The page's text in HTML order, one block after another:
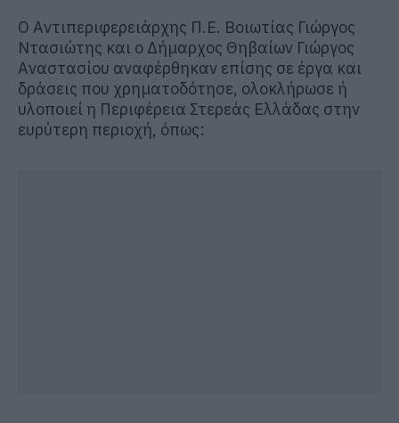
Ο Αντιπεριφερειάρχης Π.Ε. Βοιωτίας Γιώργος
Ντασιώτης και ο Δήμαρχος Θηβαίων Γιώργος
Αναστασίου αναφέρθηκαν επίσης σε έργα και
δράσεις που χρηματοδότησε, ολοκλήρωσε ή
υλοποιεί η Περιφέρεια Στερεάς Ελλάδας στην
ευρύτερη περιοχή, όπως: